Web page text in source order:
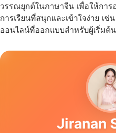
วรรณยุกต์ในภาษาจีน เพื่อให้การ
การเรียนที่สนุกและเข้าใจง่าย เ
ออนไลน์ที่ออกแบบสำหรับผู้เริ่มต้
Jiranan